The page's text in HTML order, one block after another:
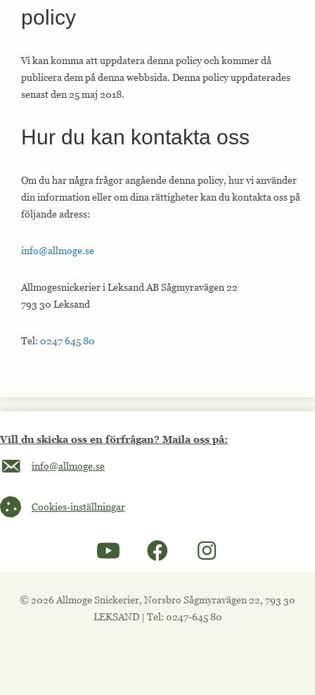
policy
Vi kan komma att uppdatera denna policy och kommer då
publicera dem på denna webbsida. Denna policy uppdaterades
senast den 25 maj 2018.
Hur du kan kontakta oss
Om du har några frågor angående denna policy, hur vi använder
din information eller om dina rättigheter kan du kontakta oss på
följande adress:
info@allmoge.se
Allmogesnickerier i Leksand AB Sågmyravägen 22
793 30 Leksand
Tel: 0247 645 80
Vill du skicka oss en förfrågan? Maila oss på:
Maila oss på info@allmoge.se
info@allmoge.se
Cookies-inställningar
Cookies-inställningar
© 2026 Allmoge Snickerier, Norsbro Sågmyravägen 22, 793 30
LEKSAND | Tel: 0247-645 80